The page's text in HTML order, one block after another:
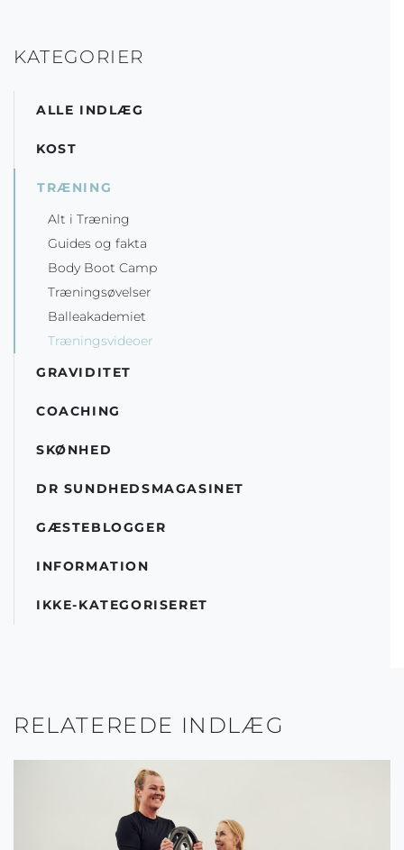
KATEGORIER
ALLE INDLÆG
KOST
TRÆNING
Alt i Træning
Guides og fakta
Body Boot Camp
Træningsøvelser
Balleakademiet
Træningsvideoer
GRAVIDITET
COACHING
SKØNHED
DR SUNDHEDSMAGASINET
GÆSTEBLOGGER
INFORMATION
IKKE-KATEGORISERET
RELATEREDE INDLÆG